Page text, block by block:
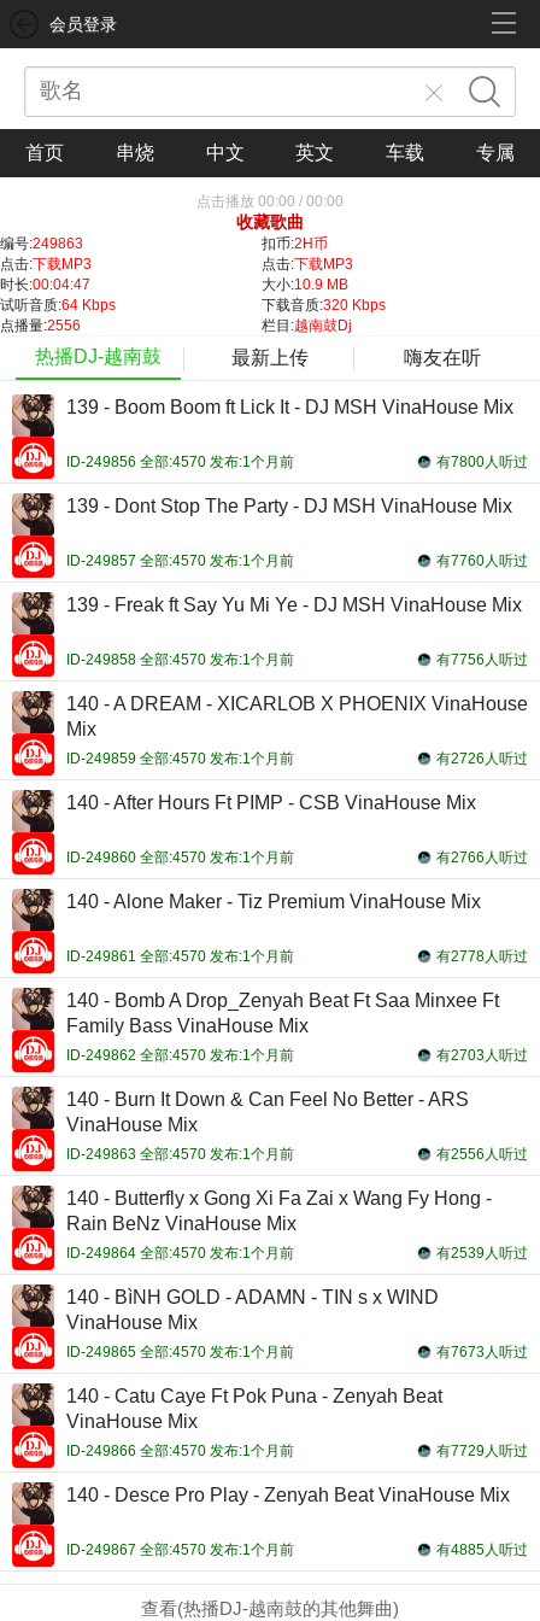
会员登录
首页 串烧 中文 英文 车载 专属
点击播放 00:00 / 00:00
收藏歌曲
编号:249863 扣币:2H币
点击:下载MP3 点击:下载MP3
时长:00:04:47 大小:10.9 MB
试听音质:64 Kbps 下载音质:320 Kbps
点播量:2556 栏目:越南鼓Dj
热播DJ-越南鼓 最新上传 嗨友在听
139 - Boom Boom ft Lick It - DJ MSH VinaHouse Mix
有7800人听过
ID-249856 全部:4570 发布:1个月前
139 - Dont Stop The Party - DJ MSH VinaHouse Mix
有7760人听过
ID-249857 全部:4570 发布:1个月前
139 - Freak ft Say Yu Mi Ye - DJ MSH VinaHouse Mix
有7756人听过
ID-249858 全部:4570 发布:1个月前
140 - A DREAM - XICARLOB X PHOENIX VinaHouse
Mix
有2726人听过
ID-249859 全部:4570 发布:1个月前
140 - After Hours Ft PIMP - CSB VinaHouse Mix
有2766人听过
ID-249860 全部:4570 发布:1个月前
140 - Alone Maker - Tiz Premium VinaHouse Mix
有2778人听过
ID-249861 全部:4570 发布:1个月前
140 - Bomb A Drop_Zenyah Beat Ft Saa Minxee Ft
Family Bass VinaHouse Mix
有2703人听过
ID-249862 全部:4570 发布:1个月前
140 - Burn It Down & Can Feel No Better - ARS
VinaHouse Mix
有2556人听过
ID-249863 全部:4570 发布:1个月前
140 - Butterfly x Gong Xi Fa Zai x Wang Fy Hong -
Rain BeNz VinaHouse Mix
有2539人听过
ID-249864 全部:4570 发布:1个月前
140 - BìNH GOLD - ADAMN - TIN s x WIND
VinaHouse Mix
有7673人听过
ID-249865 全部:4570 发布:1个月前
140 - Catu Caye Ft Pok Puna - Zenyah Beat
VinaHouse Mix
有7729人听过
ID-249866 全部:4570 发布:1个月前
140 - Desce Pro Play - Zenyah Beat VinaHouse Mix
有4885人听过
ID-249867 全部:4570 发布:1个月前
查看(热播DJ-越南鼓的其他舞曲)